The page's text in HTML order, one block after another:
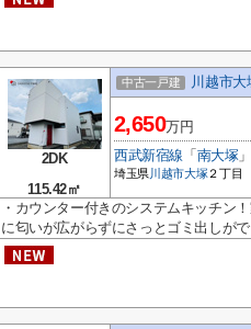
2DK
115.42㎡
中古一戸建 川越市
2,650万円
西武新宿線 「 南大塚
埼玉県川越市大塚 ２丁目
・カウンター付きのシステムキッチン
に匂いが広がらずにさっとゴミ出しが